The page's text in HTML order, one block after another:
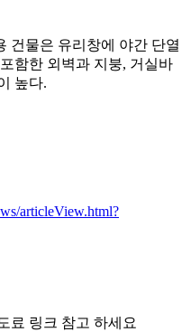
건물은 유리창에 야간 단열
함한 외벽과 지붕, 거실바
높다.
articleView.html?
료 링크 참고 하세요